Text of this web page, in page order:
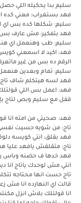
سليم بدا يحكيله اللي
فهد بستغراب: معني كده
سليم: شكلها كده بس اي
فهد بتفكير: مش عارف
سليم: طب وهنعمل اي
فهد: اكيد لا اسمعني
الرقم ده بس من غير
سليم: تمام وبعدين
فهد لسه هيتكلم شاف تاج
فهد: اعمل بس اللي
قفل مع سليم وبص لتاج
فهد: صحيتي من امته انا
تاج: من شويه حسيت
فهد بقلق: انتي كويسه
تاج: متقلقش يافهد عليا
فهد خدها ف حضنه وباس
انتي مش لوحدك ياتاج انا
تاج حست انها محتاجه
قالت اي النهارده انا مش
انا قولتلك بلاش انزل